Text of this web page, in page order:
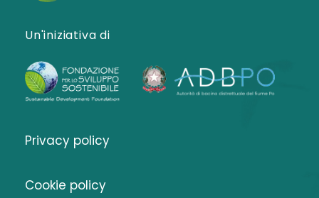
Un'iniziativa di
Privacy policy
Cookie policy